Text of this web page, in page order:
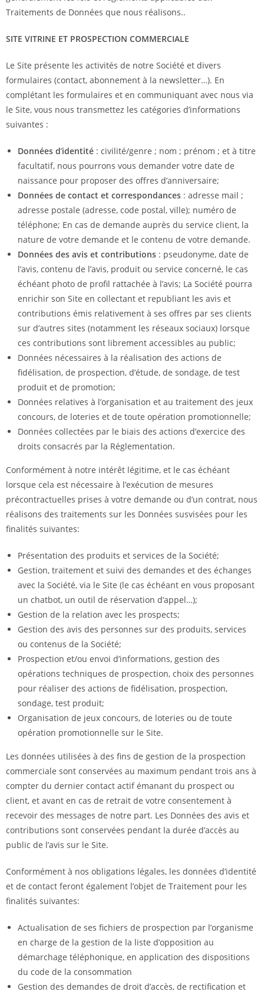
Traitements de Données que nous réalisons..
SITE VITRINE ET PROSPECTION COMMERCIALE
Le Site présente les activités de notre Société et divers
formulaires (contact, abonnement à la newsletter…). En
complétant les formulaires et en communiquant avec nous via
le Site, vous nous transmettez les catégories d’informations
suivantes :
Données d’identité : civilité/genre ; nom ; prénom ; et à titre
facultatif, nous pourrons vous demander votre date de
naissance pour proposer des offres d’anniversaire;
Données de contact et correspondances : adresse mail ;
adresse postale (adresse, code postal, ville); numéro de
téléphone; En cas de demande auprès du service client, la
nature de votre demande et le contenu de votre demande.
Données des avis et contributions : pseudonyme, date de
l’avis, contenu de l’avis, produit ou service concerné, le cas
échéant photo de profil rattachée à l’avis; La Société pourra
enrichir son Site en collectant et republiant les avis et
contributions émis relativement à ses offres par ses clients
sur d’autres sites (notamment les réseaux sociaux) lorsque
ces contributions sont librement accessibles au public;
Données nécessaires à la réalisation des actions de
fidélisation, de prospection, d’étude, de sondage, de test
produit et de promotion;
Données relatives à l’organisation et au traitement des jeux
concours, de loteries et de toute opération promotionnelle;
Données collectées par le biais des actions d’exercice des
droits consacrés par la Réglementation.
Conformément à notre intérêt légitime, et le cas échéant
lorsque cela est nécessaire à l’exécution de mesures
précontractuelles prises à votre demande ou d’un contrat, nous
réalisons des traitements sur les Données susvisées pour les
finalités suivantes:
Présentation des produits et services de la Société;
Gestion, traitement et suivi des demandes et des échanges
avec la Société, via le Site (le cas échéant en vous proposant
un chatbot, un outil de réservation d’appel…);
Gestion de la relation avec les prospects;
Gestion des avis des personnes sur des produits, services
ou contenus de la Société;
Prospection et/ou envoi d’informations, gestion des
opérations techniques de prospection, choix des personnes
pour réaliser des actions de fidélisation, prospection,
sondage, test produit;
Organisation de jeux concours, de loteries ou de toute
opération promotionnelle sur le Site.
Les données utilisées à des fins de gestion de la prospection
commerciale sont conservées au maximum pendant trois ans à
compter du dernier contact actif émanant du prospect ou
client, et avant en cas de retrait de votre consentement à
recevoir des messages de notre part. Les Données des avis et
contributions sont conservées pendant la durée d’accès au
public de l’avis sur le Site.
Conformément à nos obligations légales, les données d’identité
et de contact feront également l’objet de Traitement pour les
finalités suivantes:
Actualisation de ses fichiers de prospection par l’organisme
en charge de la gestion de la liste d’opposition au
démarchage téléphonique, en application des dispositions
du code de la consommation
Gestion des demandes de droit d’accès, de rectification et